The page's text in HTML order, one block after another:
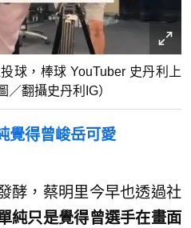
球，棒球 YouTuber 史丹利上
翻攝史丹利IG）
得曾峻岳可愛
酵，蔡明里今早也透過社
純只是覺得曾選手在畫面